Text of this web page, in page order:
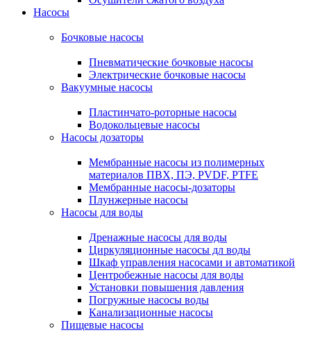
Насосы
Бочковые насосы
Пневматические бочковые насосы
Электрические бочковые насосы
Вакуумные насосы
Пластинчато-роторные насосы
Водокольцевые насосы
Насосы дозаторы
Мембранные насосы из полимерных
материалов ПВХ, ПЭ, PVDF, PTFE
Мембранные насосы-дозаторы
Плунжерные насосы
Насосы для воды
Дренажные насосы для воды
Циркуляционные насосы дл воды
Шкаф управления насосами и автоматикой
Центробежные насосы для воды
Установки повышения давления
Погружные насосы воды
Канализационные насосы
Пищевые насосы